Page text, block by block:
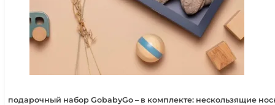
подарочный набор GobabyGo – в комплекте: нескользящие